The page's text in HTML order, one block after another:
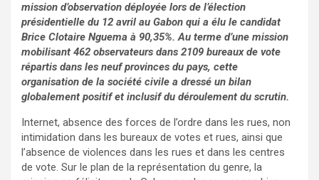
mission d’observation déployée lors de l’élection
présidentielle du 12 avril au Gabon qui a élu le candidat
Brice Clotaire Nguema à 90,35%. Au terme d’une mission
mobilisant 462 observateurs dans 2109 bureaux de vote
répartis dans les neuf provinces du pays, cette
organisation de la société civile a dressé un bilan
globalement positif et inclusif du déroulement du scrutin.
Internet, absence des forces de l’ordre dans les rues, non
intimidation dans les bureaux de votes et rues, ainsi que
l’absence de violences dans les rues et dans les centres
de vote. Sur le plan de la représentation du genre, la